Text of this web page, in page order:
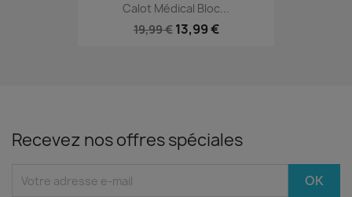
Calot Médical Bloc...
19,99 € 13,99 €
Recevez nos offres spéciales